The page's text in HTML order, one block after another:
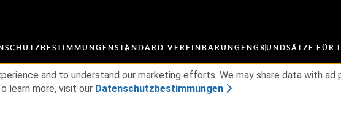
STANDARD-VEREINBARUNGEN GRUNDSÄTZE FÜR
and to understand our marketing efforts. We may share data with
learn more, visit our Datenschutzbestimmungen